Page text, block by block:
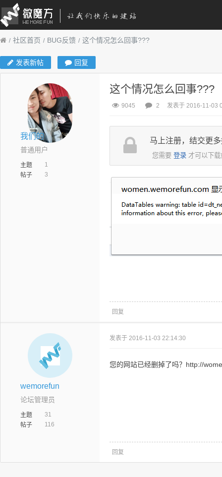
社区首页 BUG反馈 这个情况怎么回事???
发表新帖 回复
我们的
普通用户
主题
1
帖子
3
这个情况怎么回事???
9045 2 发表于 2016-11-03
马上注册，结交更
您需要 登录 才可以下
回复
wemorefun
论坛管理员
主题
31
帖子
116
发表于 2016-11-03 22:14:30
您的网站已经删掉了吗？http://
回复